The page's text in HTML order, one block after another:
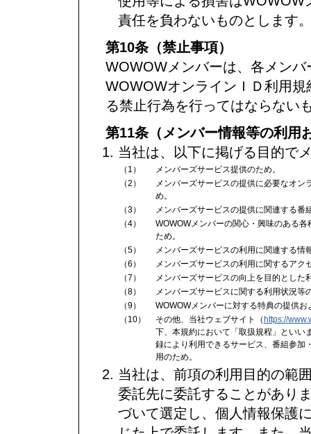
責任を負わないものとします
第10条（禁止事項）
WOWOWメンバーは、各メン
WOWOWオンラインＩＤ利用
る禁止行為を行ってはならない
第11条（メンバー情報等の利用
当社は、以下に掲げる目的で
（1）
メンバーズサービス提供のため。
（2）
メンバーズサービスの提供に必要なオ
め。
（3）
メンバーズサービスの提供に関連する
（4）
WOWOWメンバーの関心・興味のある
ため。
（5）
メンバーズサービスの利用に関連する情
（6）
メンバーズサービスの利用に関するアク
（7）
メンバーズサービスの向上を目的とした
（8）
メンバーズサービスに関する利用状況等
（9）
WOWOWメンバーに対する特典の提供お
（10）
その他、当社ウェブサイト（ https://
下、本規約において「取扱規程」といい
録により利用できるサービス、番組参加
用のため。
当社は、前項の利用目的の範
委託先に委託することがあり
づいて選定し、個人情報保護